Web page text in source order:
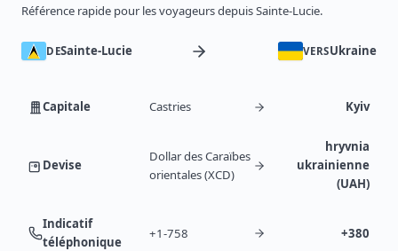
Référence rapide pour les voyageurs depuis Sainte-Lucie.
DESainte-Lucie VERSUkraine
Capitale Castries Kyiv
Devise
Dollar des Caraïbes
orientales (XCD)
hryvnia
ukrainienne
(UAH)
Indicatif
téléphonique
+1-758 +380